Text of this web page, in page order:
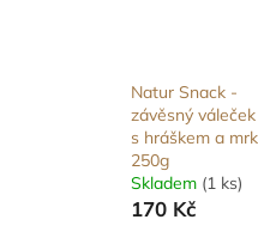
Natur Snack -
závěsný
s hráškem a
250g
Skladem (1 ks)
170 Kč